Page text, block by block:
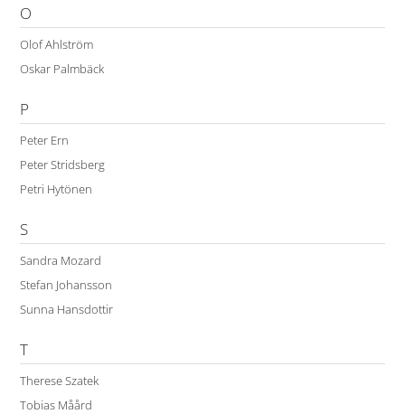
O
Olof Ahlström
Oskar Palmbäck
P
Peter Ern
Peter Stridsberg
Petri Hytönen
S
Sandra Mozard
Stefan Johansson
Sunna Hansdottir
T
Therese Szatek
Tobias Måård